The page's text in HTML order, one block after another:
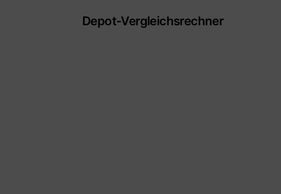
Depot-Vergleichsrechner